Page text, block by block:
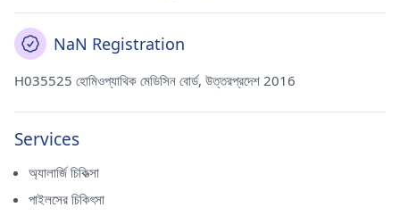
NaN Registration
H035525 হোমিওপ্যাথিক মেডিসিন বোর্ড, উত্তরপ্রদেশ 2016
Services
অ্যালার্জি চিকিত্সা
পাইলসের চিকিৎসা